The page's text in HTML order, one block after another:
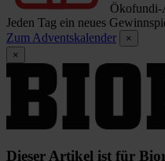
Ökofundi-
Jeden Tag ein neues
Zum Adventskalender
×
×
Dieser Artikel ist für